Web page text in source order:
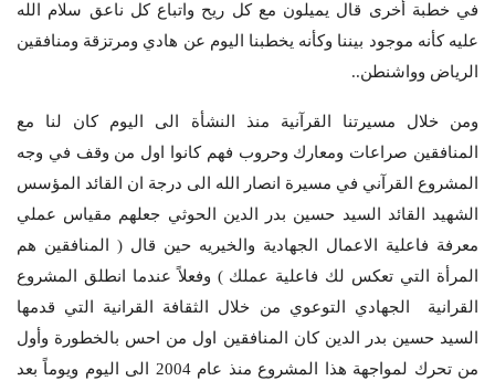
في خطبة أخرى قال يميلون مع كل ريح واتباع كل ناعق سلام الله
عليه كأنه موجود بيننا وكأنه يخطبنا اليوم عن هادي ومرتزقة ومنافقين
الرياض وواشنطن..
ومن خلال مسيرتنا القرآنية منذ النشأة الى اليوم كان لنا مع
المنافقين صراعات ومعارك وحروب فهم كانوا اول من وقف في وجه
المشروع القرآني في مسيرة انصار الله الى درجة ان القائد المؤسس
الشهيد القائد السيد حسين بدر الدين الحوثي جعلهم مقياس عملي
معرفة فاعلية الاعمال الجهادية والخيريه حين قال ( المنافقين هم
المرأة التي تعكس لك فاعلية عملك ) وفعلاً عندما انطلق المشروع
القرانية الجهادي التوعوي من خلال الثقافة القرانية التي قدمها
السيد حسين بدر الدين كان المنافقين اول من احس بالخطورة وأول
من تحرك لمواجهة هذا المشروع منذ عام 2004 الى اليوم ويوماً بعد